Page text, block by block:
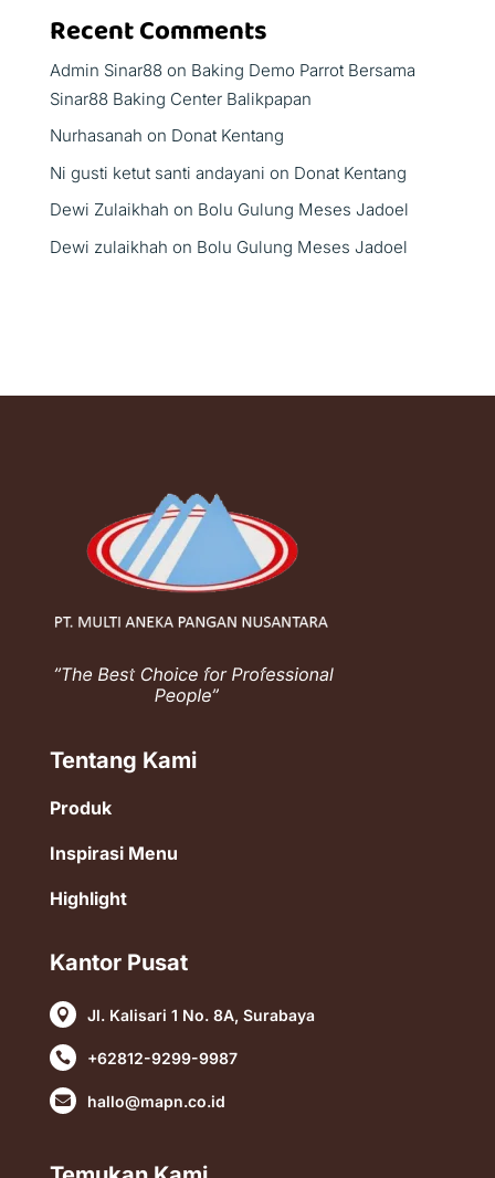
Recent Comments
Admin Sinar88on Baking Demo Parrot Bersama
Sinar88 Baking Center Balikpapan
Nurhasanah on Donat Kentang
Ni gusti ketut santi andayani on Donat Kentang
Dewi Zulaikhah on Bolu Gulung Meses Jadoel
Dewi zulaikhah on Bolu Gulung Meses Jadoel
Tentang Kami
Produk
Inspirasi Menu
Highlight
Kantor Pusat
 Jl. Kalisari 1 No. 8A, Surabaya
 +62812-9299-9987
 hallo@mapn.co.id